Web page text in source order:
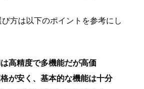
方は以下のポイントを参考にし
高精度で多機能だが高価
が安く、基本的な機能は十分